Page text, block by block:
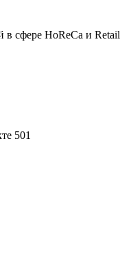
сфере HoReCa и Retail